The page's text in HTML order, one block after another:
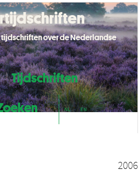
Tijdschriften
NL EN
over de Nederlandse
2006